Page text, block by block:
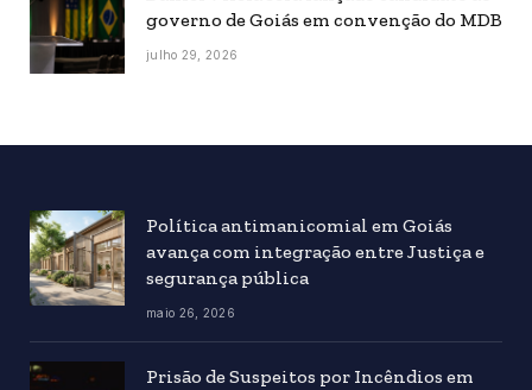
governo de Goiás em convenção do MDB
julho 29, 2026
Política antimanicomial em Goiás
avança com integração entre Justiça e
segurança pública
maio 26, 2026
Prisão de Suspeitos por Incêndios em